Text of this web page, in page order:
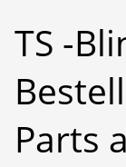
TS -
Parts